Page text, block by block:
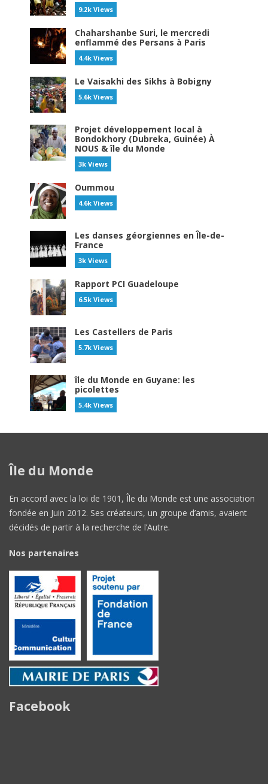
9.2k Views
Chaharshanbe Suri, le mercredi
enflammé des Persans à Paris
4.4k Views
Le Vaisakhi des Sikhs à Bobigny
5.6k Views
Projet développement local à
Bondokhory (Dubreka, Guinée) À
NOUS & île du Monde
3k Views
Oummou
4.6k Views
Les danses géorgiennes en Île-de-
France
3k Views
Rapport PCI Guadeloupe
6.5k Views
Les Castellers de Paris
5.7k Views
île du Monde en Guyane: les
picolettes
5.4k Views
Île du Monde
En accord avec la loi de 1901, Île du Monde est une association
fondée en Juin 2012. Ses créateurs, un groupe d’amis, avaient
décidés de partir à la recherche de l’Autre.
Nos partenaires
Facebook